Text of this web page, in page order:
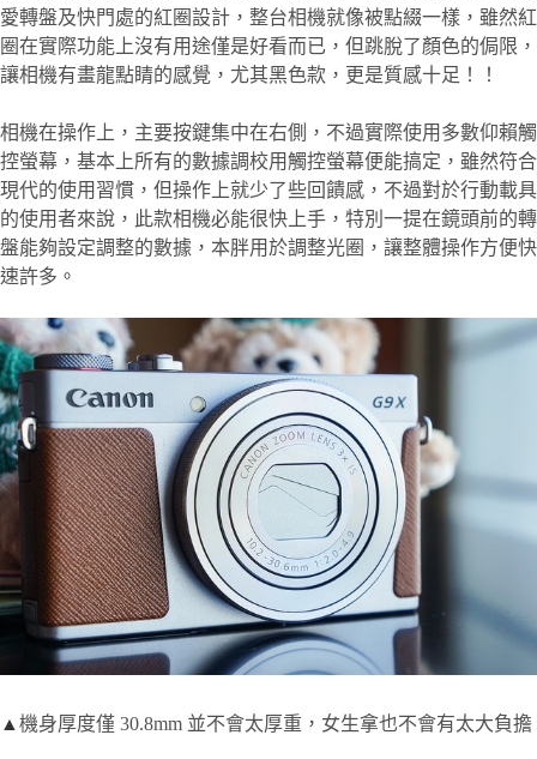
愛轉盤及快門處的紅圈設計，整台相機就像被點綴一樣，雖然紅
圈在實際功能上沒有用途僅是好看而已，但跳脫了顏色的侷限，
讓相機有畫龍點睛的感覺，尤其黑色款，更是質感十足！！
相機在操作上，主要按鍵集中在右側，不過實際使用多數仰賴觸
控螢幕，基本上所有的數據調校用觸控螢幕便能搞定，雖然符合
現代的使用習慣，但操作上就少了些回饋感，不過對於行動載具
的使用者來說，此款相機必能很快上手，特別一提在鏡頭前的轉
盤能夠設定調整的數據，本胖用於調整光圈，讓整體操作方便快
速許多 。
▲ 機身厚度僅 30.8mm 並不會太厚重，女生拿也不會有太大負擔